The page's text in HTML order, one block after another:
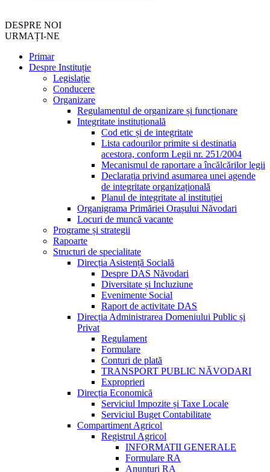
DESPRE NOI
URMAȚI-NE
Primar
Despre Instituție
Legislație
Conducere
Organizare
Regulamentul de organizare și funcționare
Integritate instituțională
Cod etic și de integritate
Lista cadourilor primite si destinatia
acestora, conform Legii nr. 251/2004
Mecanismul de raportare a încălcărilor legii
Declarația privind asumarea unei agende
de integritate organizațională
Planul de integritate al instituției
Organigrama Primăriei Orașului Năvodari
Locuri de muncă vacante
Programe și strategii
Rapoarte
Structuri de specialitate
Direcția Asistență Socială
Despre DAS Năvodari
Diversitate și Incluziune
Evenimente Social
Raport de activitate DAS
Direcția Administrarea Domeniului Public și
Privat
Regulament
Formulare
Conturi de plată
TRANSPORT PUBLIC NĂVODARI
Exproprieri
Direcția Economică
Serviciul Impozite și Taxe Locale
Serviciul Buget Contabilitate
Compartiment Agricol
Registrul Agricol
INFORMATII GENERALE
Formulare RA
Anunțuri RA